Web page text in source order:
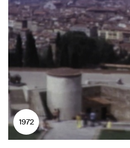
1972